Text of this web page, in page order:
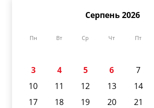
Серпень 2026
Пн Вт Ср Чт Пт
3
4 5 6 7
10
11 12 13 14
17
18 19 20 21